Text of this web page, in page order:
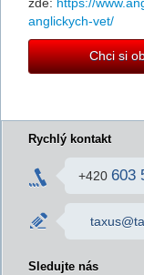
anglickych-vet/
Chci si
Rychlý kontakt
+420 603
Sledujte nás